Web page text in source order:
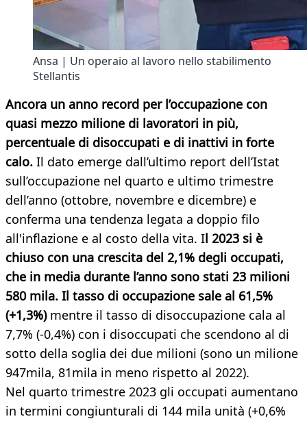
Ansa | Un operaio al lavoro nello stabilimento
Stellantis
Ancora un anno record per l’occupazione con
quasi mezzo milione di lavoratori in più,
percentuale di disoccupati e di inattivi in forte
calo. Il dato emerge dall’ultimo report dell’Istat
sull’occupazione nel quarto e ultimo trimestre
dell’anno (ottobre, novembre e dicembre) e
conferma una tendenza legata a doppio filo
all'inflazione e al costo della vita. Il 2023 si è
chiuso con una crescita del 2,1% degli occupati,
che in media durante l’anno sono stati 23 milioni
580 mila. Il tasso di occupazione sale al 61,5%
(+1,3%)mentre il tasso di disoccupazione cala al
7,7% (-0,4%) con i disoccupati che scendono al di
sotto della soglia dei due milioni (sono un milione
947mila, 81mila in meno rispetto al 2022).
Nel quarto trimestre 2023 gli occupati aumentano
in termini congiunturali di 144 mila unità (+0,6%